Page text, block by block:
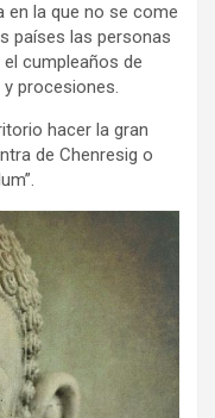
en la que no se come
países las personas
cumpleaños de
procesiones.
hacer la gran
de Chenresig o